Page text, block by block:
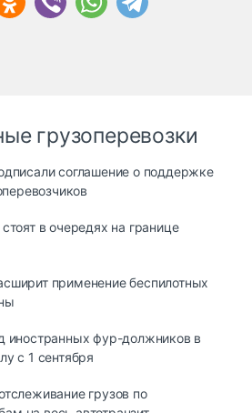
грузоперевозки
соглашение о поддержке
в очередях на границе
применение беспилотных
иностранных фур-должников в
с 1 сентября
грузов по